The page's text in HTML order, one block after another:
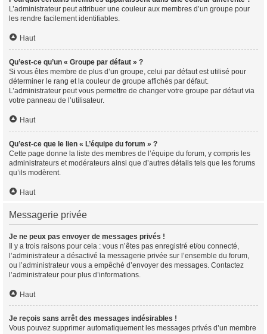
L’administrateur peut attribuer une couleur aux membres d’un groupe pour
les rendre facilement identifiables.
Haut
Qu’est-ce qu’un « Groupe par défaut » ?
Si vous êtes membre de plus d’un groupe, celui par défaut est utilisé pour
déterminer le rang et la couleur de groupe affichés par défaut.
L’administrateur peut vous permettre de changer votre groupe par défaut via
votre panneau de l’utilisateur.
Haut
Qu’est-ce que le lien « L’équipe du forum » ?
Cette page donne la liste des membres de l’équipe du forum, y compris les
administrateurs et modérateurs ainsi que d’autres détails tels que les forums
qu’ils modèrent.
Haut
Messagerie privée
Je ne peux pas envoyer de messages privés !
Il y a trois raisons pour cela : vous n’êtes pas enregistré et/ou connecté,
l’administrateur a désactivé la messagerie privée sur l’ensemble du forum,
ou l’administrateur vous a empêché d’envoyer des messages. Contactez
l’administrateur pour plus d’informations.
Haut
Je reçois sans arrêt des messages indésirables !
Vous pouvez supprimer automatiquement les messages privés d’un membre